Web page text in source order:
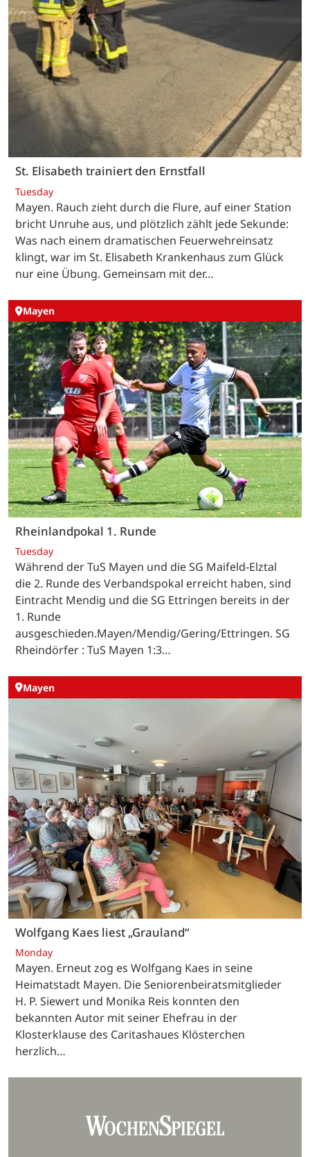
St. Elisabeth trainiert den Ernstfall
Tuesday
Mayen. Rauch zieht durch die Flure, auf einer Station
bricht Unruhe aus, und plötzlich zählt jede Sekunde:
Was nach einem dramatischen Feuerwehreinsatz
klingt, war im St. Elisabeth Krankenhaus zum Glück
nur eine Übung. Gemeinsam mit der…
Mayen
Rheinlandpokal 1. Runde
Tuesday
Während der TuS Mayen und die SG Maifeld-Elztal
die 2. Runde des Verbandspokal erreicht haben, sind
Eintracht Mendig und die SG Ettringen bereits in der
1. Runde
ausgeschieden.Mayen/Mendig/Gering/Ettringen. SG
Rheindörfer : TuS Mayen 1:3…
Mayen
Wolfgang Kaes liest „Grauland“
Monday
Mayen. Erneut zog es Wolfgang Kaes in seine
Heimatstadt Mayen. Die Seniorenbeiratsmitglieder
H. P. Siewert und Monika Reis konnten den
bekannten Autor mit seiner Ehefrau in der
Klosterklause des Caritashaues Klösterchen
herzlich…